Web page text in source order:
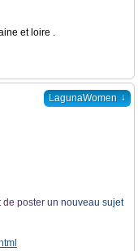
et loire .
LagunaWomen ↓
de poster un nouveau sujet